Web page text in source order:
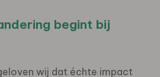
begint bij
wij dat échte impact